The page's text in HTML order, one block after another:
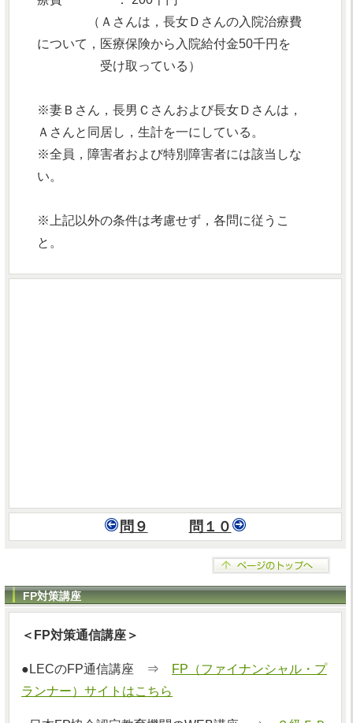
（Ａさんは，長女Ｄさんの入院治療費
について，医療保険から入院給付金50千円を
受け取っている）
※妻Ｂさん，長男Ｃさんおよび長女Ｄさんは，
Ａさんと同居し，生計を一にしている。
※全員，障害者および特別障害者には該当しな
い。
※上記以外の条件は考慮せず，各問に従うこ
と。
問９ 問１０
FP対策講座
＜FP対策通信講座＞
●LECのFP通信講座 ⇒
FP（ファイナンシャル・プ
ランナー）サイトはこちら